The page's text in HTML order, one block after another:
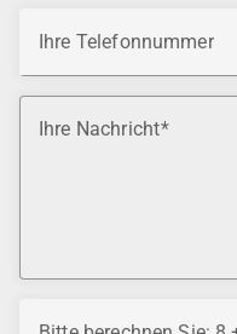
Ihre Telefonnummer
Ihre Nachricht